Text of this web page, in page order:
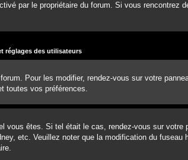
par le propriétaire du forum. Si vous rencontrez
réglages des utilisateurs
Pour les modifier, rendez-vous sur votre
toutes vos préférences.
vous êtes. Si tel était le cas, rendez-vous sur votre
etc. Veuillez noter que la modification du fuseau